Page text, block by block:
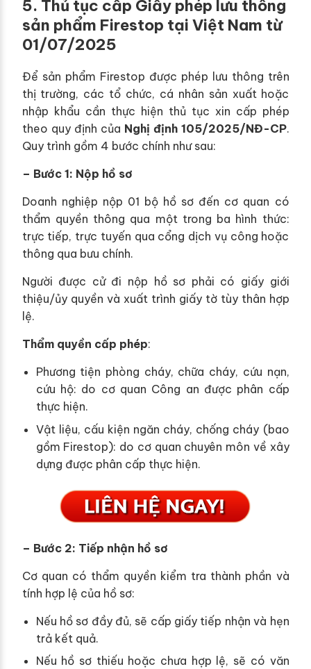
5. Thủ tục cấp Giấy phép lưu thông
sản phẩm Firestop tại Việt Nam từ
01/07/2025
Để sản phẩm Firestop được phép lưu thông trên
thị trường, các tổ chức, cá nhân sản xuất hoặc
nhập khẩu cần thực hiện thủ tục xin cấp phép
theo quy định của Nghị định 105/2025/NĐ-CP.
Quy trình gồm 4 bước chính như sau:
– Bước 1: Nộp hồ sơ
Doanh nghiệp nộp 01 bộ hồ sơ đến cơ quan có
thẩm quyền thông qua một trong ba hình thức:
trực tiếp, trực tuyến qua cổng dịch vụ công hoặc
thông qua bưu chính.
Người được cử đi nộp hồ sơ phải có giấy giới
thiệu/ủy quyền và xuất trình giấy tờ tùy thân hợp
lệ.
Thẩm quyền cấp phép:
Phương tiện phòng cháy, chữa cháy, cứu nạn,
cứu hộ: do cơ quan Công an được phân cấp
thực hiện.
Vật liệu, cấu kiện ngăn cháy, chống cháy (bao
gồm Firestop): do cơ quan chuyên môn về xây
dựng được phân cấp thực hiện.
– Bước 2: Tiếp nhận hồ sơ
Cơ quan có thẩm quyền kiểm tra thành phần và
tính hợp lệ của hồ sơ:
Nếu hồ sơ đầy đủ, sẽ cấp giấy tiếp nhận và hẹn
trả kết quả.
Nếu hồ sơ thiếu hoặc chưa hợp lệ, sẽ có văn